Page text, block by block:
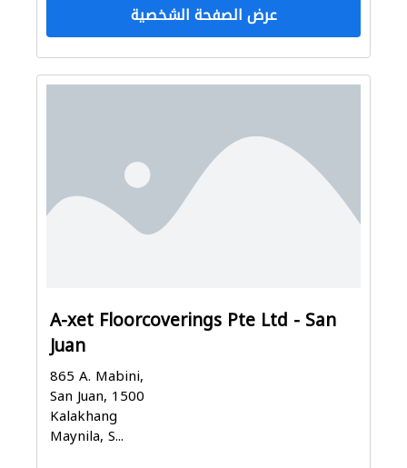
عرض الصفحة الشخصية
A-xet Floorcoverings Pte Ltd - San
Juan
865 A. Mabini,
San Juan, 1500
Kalakhang
Maynila, S...